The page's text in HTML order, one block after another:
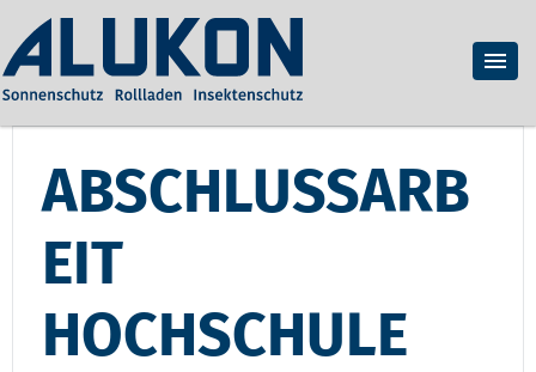
ABSCHLUSSARB
EIT
HOCHSCHULE